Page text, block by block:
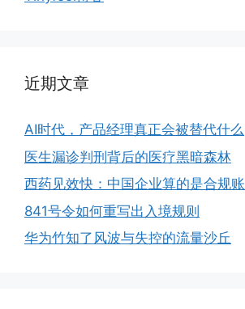
近期文章
AI时代，产品经理真正会被替代什么
医生漏诊判刑背后的医疗黑暗森林
西药见效快：中国企业算的是合规账
841号令如何重写出入境规则
华为竹知了风波与失控的流量沙丘